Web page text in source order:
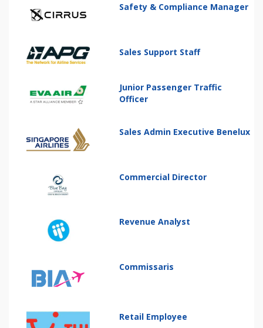
Safety & Compliance Manager
Sales Support Staff
Junior Passenger Traffic
Officer
Sales Admin Executive Benelux
Commercial Director
Revenue Analyst
Commissaris
Retail Employee